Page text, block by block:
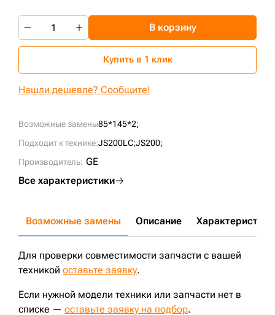
Возможные замены85*145*2;
Подходит к технике:JS200LC;JS200;
Производитель: GE
Все характеристики
В корзину
Купить в 1 клик
Нашли дешевле? Сообщите!
Возможные замены Описание Характеристики
Для проверки совместимости запчасти с вашей
техникой оставьте заявку.
Если нужной модели техники или запчасти нет в
списке — оставьте заявку на подбор.